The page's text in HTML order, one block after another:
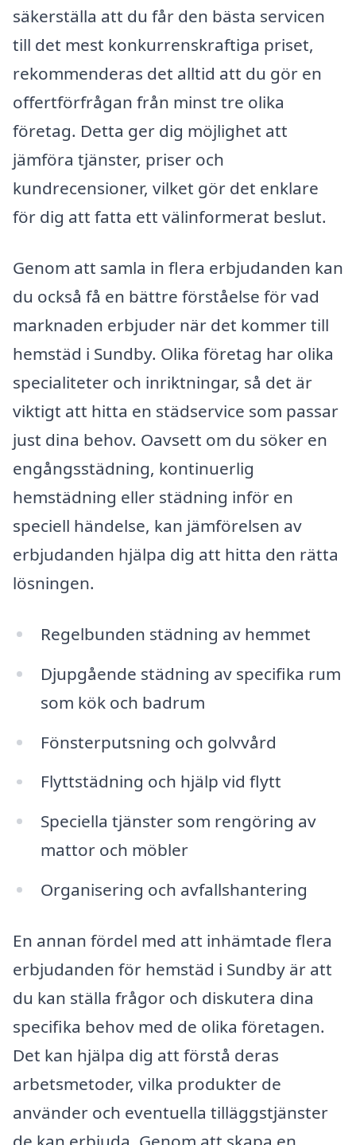
säkerställa att du får den bästa servicen
till det mest konkurrenskraftiga priset,
rekommenderas det alltid att du gör en
offertförfrågan från minst tre olika
företag. Detta ger dig möjlighet att
jämföra tjänster, priser och
kundrecensioner, vilket gör det enklare
för dig att fatta ett välinformerat beslut.
Genom att samla in flera erbjudanden kan
du också få en bättre förståelse för vad
marknaden erbjuder när det kommer till
hemstäd i Sundby. Olika företag har olika
specialiteter och inriktningar, så det är
viktigt att hitta en städservice som passar
just dina behov. Oavsett om du söker en
engångsstädning, kontinuerlig
hemstädning eller städning inför en
speciell händelse, kan jämförelsen av
erbjudanden hjälpa dig att hitta den rätta
lösningen.
Regelbunden städning av hemmet
Djupgående städning av specifika rum
som kök och badrum
Fönsterputsning och golvvård
Flyttstädning och hjälp vid flytt
Speciella tjänster som rengöring av
mattor och möbler
Organisering och avfallshantering
En annan fördel med att inhämtade flera
erbjudanden för hemstäd i Sundby är att
du kan ställa frågor och diskutera dina
specifika behov med de olika företagen.
Det kan hjälpa dig att förstå deras
arbetsmetoder, vilka produkter de
använder och eventuella tilläggstjänster